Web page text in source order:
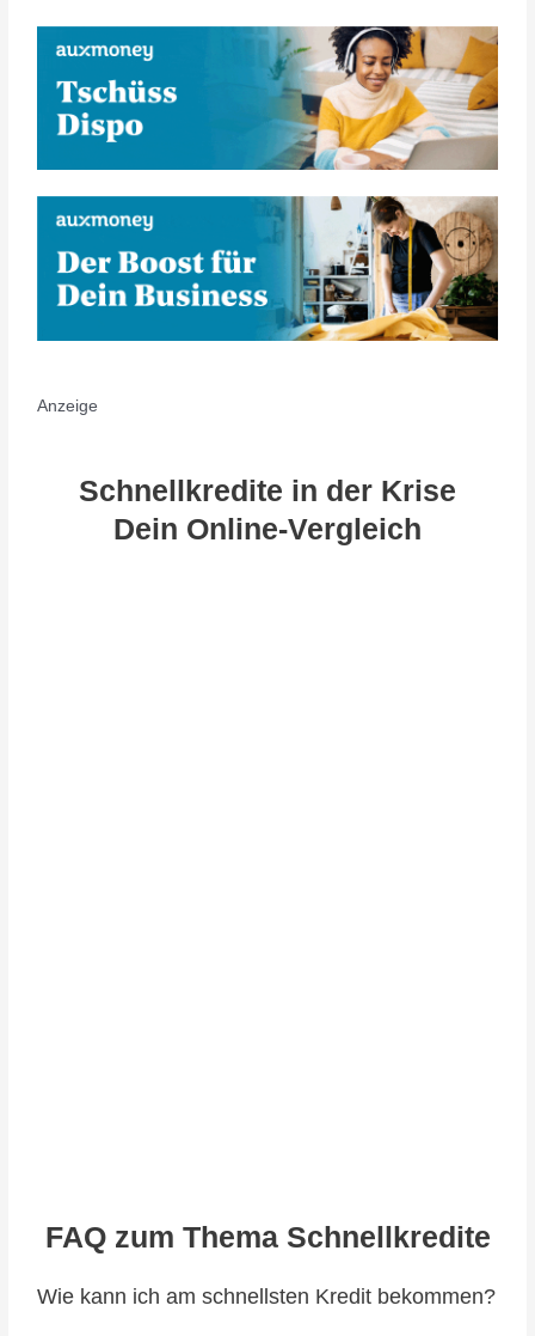
Anzeige
Schnellkredite in der Krise
Dein Online-Vergleich
FAQ zum Thema Schnellkredite
Wie kann ich am schnellsten Kredit bekommen?